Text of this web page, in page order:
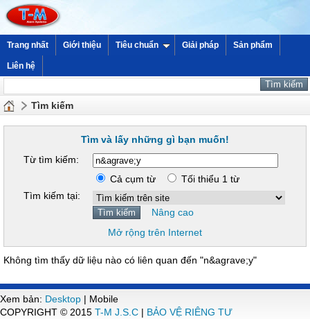
Trang nhất Giới thiệu Tiêu chuẩn Giải pháp Sản phẩm
Liên hệ
Tìm kiếm
Tìm và lấy những gì bạn muốn!
Từ tìm kiếm:
Cả cụm từ
Tối thiểu 1 từ
Tìm kiếm tại:
Nâng cao
Mở rộng trên Internet
Không tìm thấy dữ liệu nào có liên quan đến "n&agrave;y"
Xem bản: Desktop | Mobile
COPYRIGHT © 2015 T-M J.S.C | BẢO VỆ RIÊNG TƯ